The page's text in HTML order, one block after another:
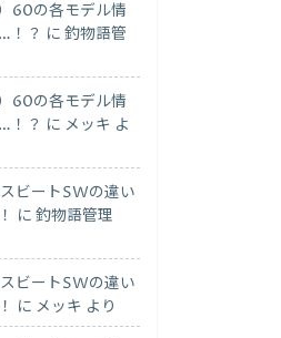
60の各モデル情
！？ に釣物語管
60の各モデル情
！？ に メッキ よ
ビートSWの違い
に釣物語管理
ビートSWの違い
に メッキ より